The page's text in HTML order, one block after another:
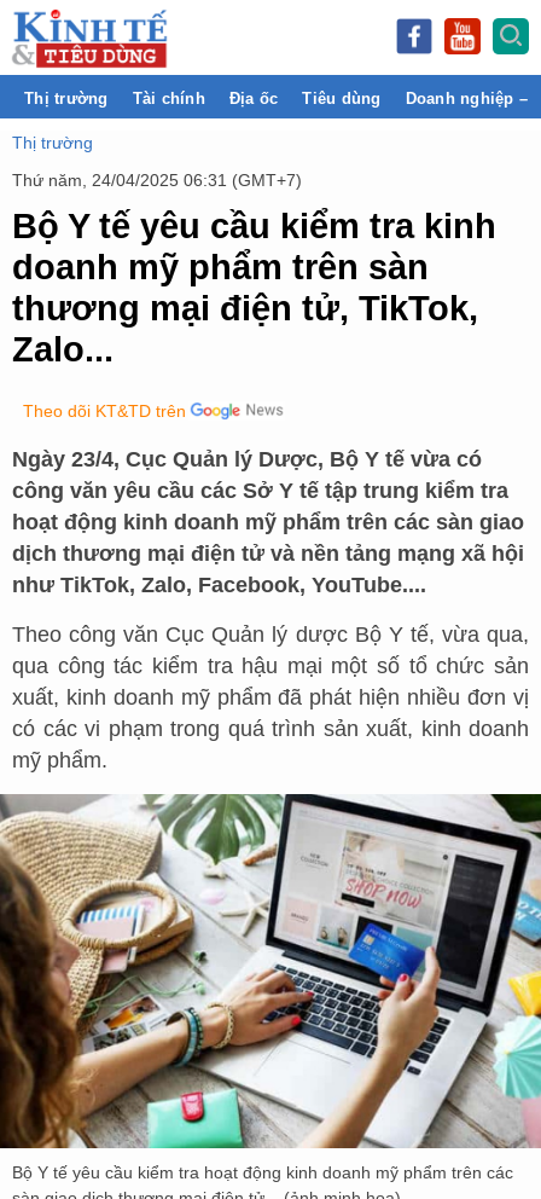
Thị trường Tài chính Địa ốc Tiêu dùng Doanh nghiệp –
Thị trường
Thứ năm, 24/04/2025 06:31 (GMT+7)
Bộ Y tế yêu cầu kiểm tra kinh
doanh mỹ phẩm trên sàn
thương mại điện tử, TikTok,
Zalo...
Theo dõi KT&TD trên
Ngày 23/4, Cục Quản lý Dược, Bộ Y tế vừa có
công văn yêu cầu các Sở Y tế tập trung kiểm tra
hoạt động kinh doanh mỹ phẩm trên các sàn giao
dịch thương mại điện tử và nền tảng mạng xã hội
như TikTok, Zalo, Facebook, YouTube....
Theo công văn Cục Quản lý dược Bộ Y tế, vừa qua,
qua công tác kiểm tra hậu mại một số tổ chức sản
xuất, kinh doanh mỹ phẩm đã phát hiện nhiều đơn vị
có các vi phạm trong quá trình sản xuất, kinh doanh
mỹ phẩm.
Bộ Y tế yêu cầu kiểm tra hoạt động kinh doanh mỹ phẩm trên các